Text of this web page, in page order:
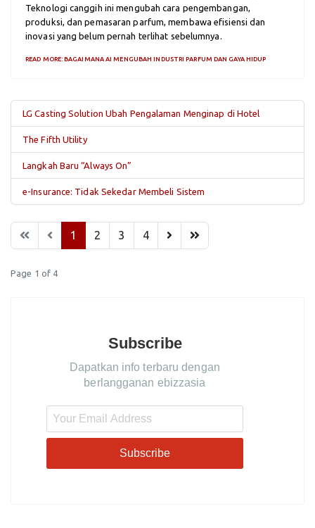
Teknologi canggih ini mengubah cara pengembangan,
produksi, dan pemasaran parfum, membawa efisiensi dan
inovasi yang belum pernah terlihat sebelumnya.
READ MORE: BAGAIMANA AI MENGUBAH INDUSTRI PARFUM DAN GAYA HIDUP
LG Casting Solution Ubah Pengalaman Menginap di Hotel
The Fifth Utility
Langkah Baru “Always On”
e-Insurance: Tidak Sekedar Membeli Sistem
1 2 3 4
Page 1 of 4
Subscribe
Dapatkan info terbaru dengan
berlangganan ebizzasia
Subscribe